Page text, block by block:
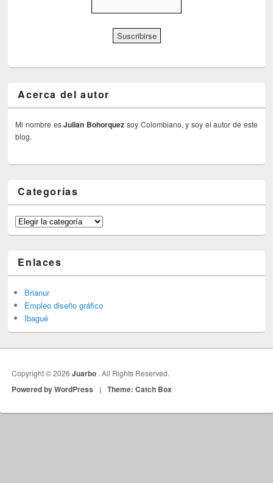
Acerca del autor
Mi nombre esJulian Bohorquez soy Colombiano, y soy el autor de este
blog.
Categorías
Categorías
Enlaces
Brianur
Empleo diseño gráfico
Ibagué
Copyright © 2026Juarbo . All Rights Reserved.
Powered by WordPress | Theme: Catch Box